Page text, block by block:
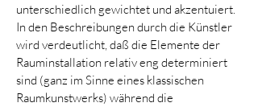
unterschiedlich gewichtet und akzentuiert.
In den Beschreibungen durch die Künstler
wird verdeutlicht, daß die Elemente der
Rauminstallation relativ eng determiniert
sind (ganz im Sinne eines klassischen
Raumkunstwerks) während die